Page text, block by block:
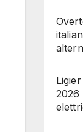
2026